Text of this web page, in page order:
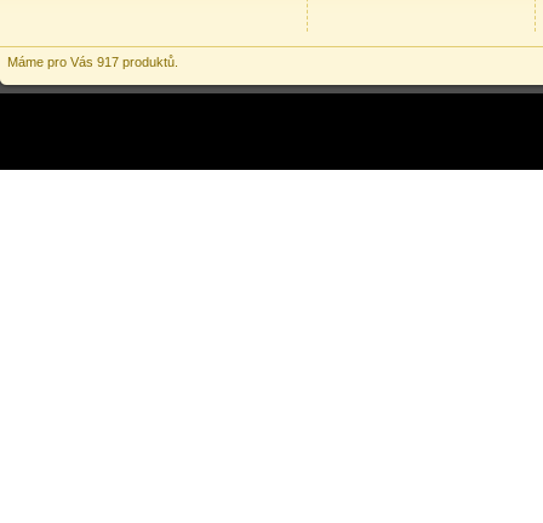
Máme pro Vás 917 produktů.